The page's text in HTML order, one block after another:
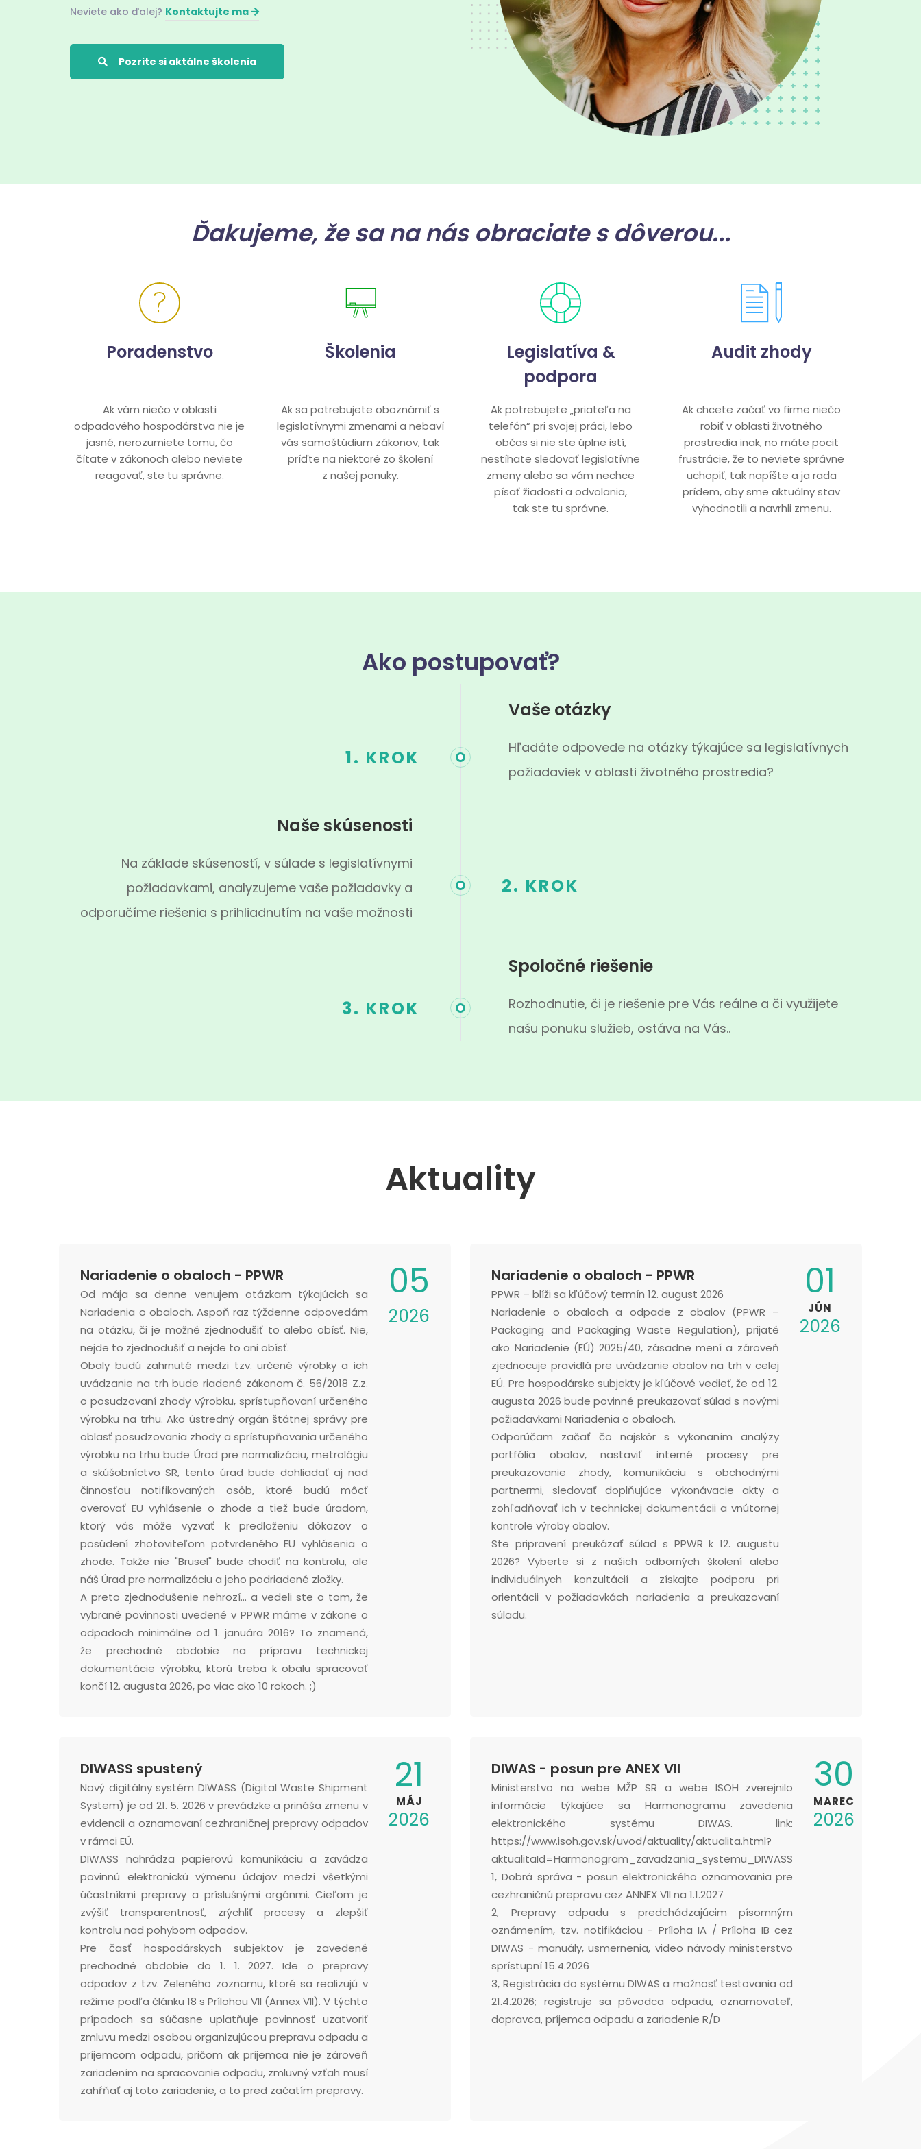
Neviete ako ďalej? Kontaktujte ma
Pozrite si aktálne školenia
Ďakujeme, že sa na nás obraciate s dôverou...
Poradenstvo
Ak vám niečo v oblasti
odpadového hospodárstva nie je
jasné, nerozumiete tomu, čo
čítate v zákonoch alebo neviete
reagovať, ste tu správne.
Školenia
Ak sa potrebujete oboznámiť s
legislatívnymi zmenami a nebaví
vás samoštúdium zákonov, tak
príďte na niektoré zo školení
z našej ponuky.
Legislatíva &
podpora
Ak potrebujete „priateľa na
telefón“ pri svojej práci, lebo
občas si nie ste úplne istí,
nestíhate sledovať legislatívne
zmeny alebo sa vám nechce
písať žiadosti a odvolania,
tak ste tu správne.
Audit zhody
Ak chcete začať vo firme niečo
robiť v oblasti životného
prostredia inak, no máte pocit
frustrácie, že to neviete správne
uchopiť, tak napíšte a ja rada
prídem, aby sme aktuálny stav
vyhodnotili a navrhli zmenu.
Ako postupovať?
1. KROK
Vaše otázky
Hľadáte odpovede na otázky týkajúce sa legislatívnych
požiadaviek v oblasti životného prostredia?
2. KROK
Naše skúsenosti
Na základe skúseností, v súlade s legislatívnymi
požiadavkami, analyzujeme vaše požiadavky a
odporučíme riešenia s prihliadnutím na vaše možnosti
3. KROK
Spoločné riešenie
Rozhodnutie, či je riešenie pre Vás reálne a či využijete
našu ponuku služieb, ostáva na Vás..
Aktuality
Nariadenie o obaloch - PPWR
Od mája sa denne venujem otázkam týkajúcich sa
Nariadenia o obaloch. Aspoň raz týždenne odpovedám
na otázku, či je možné zjednodušiť to alebo obísť. Nie,
nejde to zjednodušiť a nejde to ani obísť.
Obaly budú zahrnuté medzi tzv. určené výrobky a ich
uvádzanie na trh bude riadené zákonom č. 56/2018 Z.z.
o posudzovaní zhody výrobku, sprístupňovaní určeného
výrobku na trhu. Ako ústredný orgán štátnej správy pre
oblasť posudzovania zhody a sprístupňovania určeného
výrobku na trhu bude Úrad pre normalizáciu, metrológiu
a skúšobníctvo SR, tento úrad bude dohliadať aj nad
činnosťou notifikovaných osôb, ktoré budú môcť
overovať EU vyhlásenie o zhode a tiež bude úradom,
ktorý vás môže vyzvať k predloženiu dôkazov o
posúdení zhotoviteľom potvrdeného EU vyhlásenia o
zhode. Takže nie "Brusel" bude chodiť na kontrolu, ale
náš Úrad pre normalizáciu a jeho podriadené zložky.
A preto zjednodušenie nehrozí... a vedeli ste o tom, že
vybrané povinnosti uvedené v PPWR máme v zákone o
odpadoch minimálne od 1. januára 2016? To znamená,
že prechodné obdobie na prípravu technickej
dokumentácie výrobku, ktorú treba k obalu spracovať
končí 12. augusta 2026, po viac ako 10 rokoch. ;)
05
2026
Nariadenie o obaloch - PPWR
PPWR – blíži sa kľúčový termín 12. august 2026
Nariadenie o obaloch a odpade z obalov (PPWR –
Packaging and Packaging Waste Regulation), prijaté
ako Nariadenie (EÚ) 2025/40, zásadne mení a zároveň
zjednocuje pravidlá pre uvádzanie obalov na trh v celej
EÚ. Pre hospodárske subjekty je kľúčové vedieť, že od 12.
augusta 2026 bude povinné preukazovať súlad s novými
požiadavkami Nariadenia o obaloch.
Odporúčam začať čo najskôr s vykonaním analýzy
portfólia obalov, nastaviť interné procesy pre
preukazovanie zhody, komunikáciu s obchodnými
partnermi, sledovať doplňujúce vykonávacie akty a
zohľadňovať ich v technickej dokumentácii a vnútornej
kontrole výroby obalov.
Ste pripravení preukázať súlad s PPWR k 12. augustu
2026? Vyberte si z našich odborných školení alebo
individuálnych konzultácií a získajte podporu pri
orientácii v požiadavkách nariadenia a preukazovaní
súladu.
01
JÚN
2026
DIWASS spustený
Nový digitálny systém DIWASS (Digital Waste Shipment
System) je od 21. 5. 2026 v prevádzke a prináša zmenu v
evidencii a oznamovaní cezhraničnej prepravy odpadov
v rámci EÚ.
DIWASS nahrádza papierovú komunikáciu a zavádza
povinnú elektronickú výmenu údajov medzi všetkými
účastníkmi prepravy a príslušnými orgánmi. Cieľom je
zvýšiť transparentnosť, zrýchliť procesy a zlepšiť
kontrolu nad pohybom odpadov.
Pre časť hospodárskych subjektov je zavedené
prechodné obdobie do 1. 1. 2027. Ide o prepravy
odpadov z tzv. Zeleného zoznamu, ktoré sa realizujú v
režime podľa článku 18 s Prílohou VII (Annex VII). V týchto
prípadoch sa súčasne uplatňuje povinnosť uzatvoriť
zmluvu medzi osobou organizujúcou prepravu odpadu a
príjemcom odpadu, pričom ak príjemca nie je zároveň
zariadením na spracovanie odpadu, zmluvný vzťah musí
zahŕňať aj toto zariadenie, a to pred začatím prepravy.
21
MÁJ
2026
DIWAS - posun pre ANEX VII
Ministerstvo na webe MŽP SR a webe ISOH zverejnilo
informácie týkajúce sa Harmonogramu zavedenia
elektronického systému DIWAS. link:
https://www.isoh.gov.sk/uvod/aktuality/aktualita.html?
aktualitaId=Harmonogram_zavadzania_systemu_DIWASS
1, Dobrá správa - posun elektronického oznamovania pre
cezhraničnú prepravu cez ANNEX VII na 1.1.2027
2, Prepravy odpadu s predchádzajúcim písomným
oznámením, tzv. notifikáciou - Príloha IA / Príloha IB cez
DIWAS - manuály, usmernenia, video návody ministerstvo
sprístupní 15.4.2026
3, Registrácia do systému DIWAS a možnosť testovania od
21.4.2026; registruje sa pôvodca odpadu, oznamovateľ,
dopravca, príjemca odpadu a zariadenie R/D
30
MAREC
2026